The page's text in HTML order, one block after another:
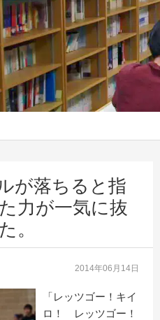
が落ちると指
力が一気に抜
。
2014年06月14日
「レッツゴー！キイ
ロ！ レッツゴー！